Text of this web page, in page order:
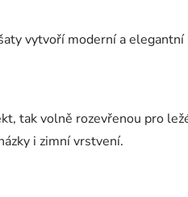
vytvoří moderní a
tak volně rozevřenou pro
i zimní vrstvení.